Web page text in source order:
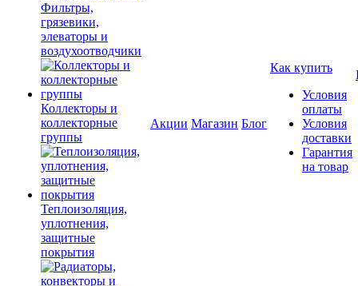
Фильтры,
грязевики,
элеваторы и
воздухоотводчики
Коллекторы и
коллекторные
группы
Теплоизоляция,
уплотнения,
защитные
покрытия
Акции Магазин Блог
Как купить
Условия
оплаты
Условия
доставки
Гарантия
на товар